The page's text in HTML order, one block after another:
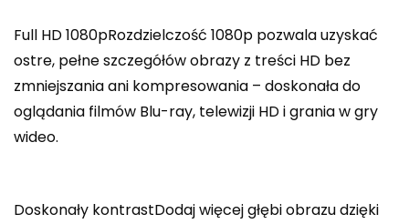
Full HD 1080pRozdzielczość 1080p pozwala uzyskać
ostre, pełne szczegółów obrazy z treści HD bez
zmniejszania ani kompresowania – doskonała do
oglądania filmów Blu-ray, telewizji HD i grania w gry
wideo.
Doskonały kontrastDodaj więcej głębi obrazu dzięki